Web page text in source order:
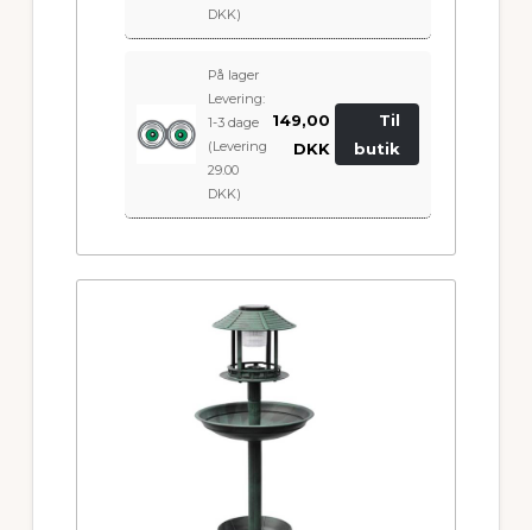
DKK)
På lager
Levering:
1-3 dage
(Levering
29.00
DKK)
149,00
DKK
Til
butik